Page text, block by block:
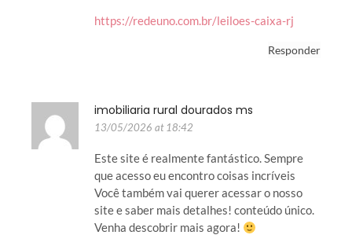
https://redeuno.com.br/leiloes-caixa-rj
Responder
imobiliaria rural dourados ms
13/05/2026 at 18:42
Este site é realmente fantástico. Sempre
que acesso eu encontro coisas incríveis
Você também vai querer acessar o nosso
site e saber mais detalhes! conteúdo único.
Venha descobrir mais agora!